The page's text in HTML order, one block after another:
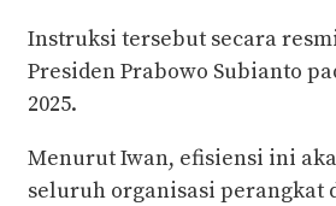
Instruksi tersebut secara
Presiden Prabowo Subianto
2025.
Menurut Iwan, efisiensi ini
seluruh organisasi perangkat